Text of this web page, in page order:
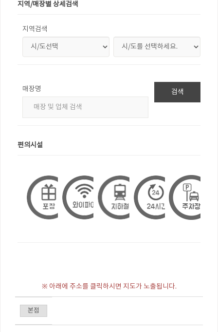
지역/매장별 상세검색
지역검색
매장명 검색
편의시설
※ 아래에 주소를 클릭하시면 지도가 노출됩니다.
본점